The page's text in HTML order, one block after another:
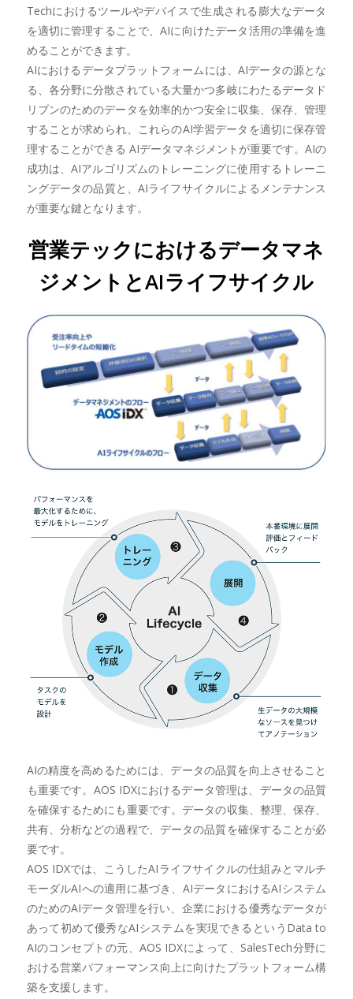
Techにおけるツールやデバイスで生成される膨大なデータ
を適切に管理することで、AIに向けたデータ活用の準備を進
めることができます。
AIにおけるデータプラットフォームには、AIデータの源とな
る、各分野に分散されている大量かつ多岐にわたるデータド
リブンのためのデータを効率的かつ安全に収集、保存、管理
することが求められ、これらのAI学習データを適切に保存管
理することができる AIデータマネジメントが重要です。AIの
成功は、AIアルゴリズムのトレーニングに使用するトレーニ
ングデータの品質と、AIライフサイクルによるメンテナンス
が重要な鍵となります。
営業テックにおけるデータマネ
ジメントとAIライフサイクル
AIの精度を高めるためには、データの品質を向上させること
も重要です。AOS IDXにおけるデータ管理は、データの品質
を確保するためにも重要です。データの収集、整理、保存、
共有、分析などの過程で、データの品質を確保することが必
要です。
AOS IDXでは、こうしたAIライフサイクルの仕組みとマルチ
モーダルAIへの適用に基づき、AIデータにおけるAIシステム
のためのAIデータ管理を行い、企業における優秀なデータが
あって初めて優秀なAIシステムを実現できるというData to
AIのコンセプトの元、AOS IDXによって、SalesTech分野に
おける営業パフォーマンス向上に向けたプラットフォーム構
築を支援します。